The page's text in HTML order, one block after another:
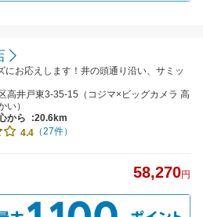
にお応えします！井の頭通り沿い、サミッ
高井戸東3-35-15（コジマ×ビッグカメラ 高
い）
から
:20.6km
4.4 （27件）
58,270円